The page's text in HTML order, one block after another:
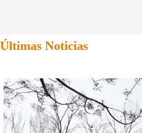
Últimas Noticias